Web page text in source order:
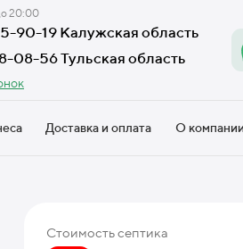
20:00
90-19 Калужская область
08-56 Тульская область
Доставка и оплата О компании
Стоимость септика